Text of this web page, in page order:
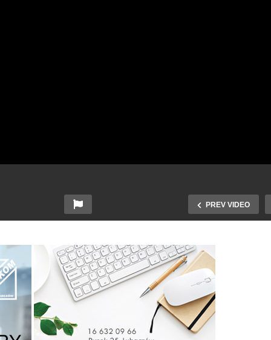
PREV VIDEO
Wielkiego Piątku w
Liturgia Wielkiej Soboty
Lubaczowie cz 1